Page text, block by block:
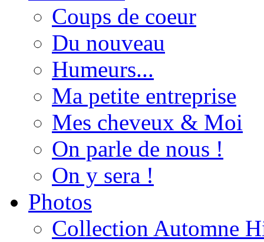
Coups de coeur
Du nouveau
Humeurs...
Ma petite entreprise
Mes cheveux & Moi
On parle de nous !
On y sera !
Photos
Collection Automne